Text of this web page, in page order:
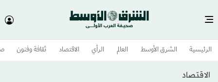
الرئيسية الشرق الأوسط​ العالم الرأي الاقتصاد ثقافة وفنون
الاقتصاد